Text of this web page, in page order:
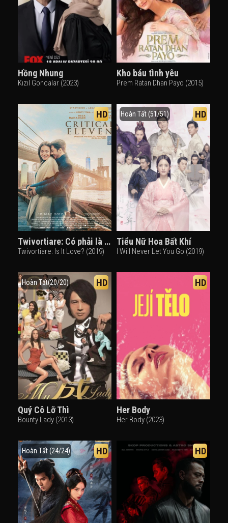
Hồng Nhung
Kızıl Goncalar (2023)
Kho báu tình yêu
Prem Ratan Dhan Payo (2015)
HD
Twivortiare: Có phải là yêu?
Twivortiare: Is It Love? (2019)
Hoàn Tất (51/51) HD
Tiểu Nữ Hoa Bất Khí
I Will Never Let You Go (2019)
Hoàn Tất(20/20) HD
Quý Cô Lỡ Thì
Bounty Lady (2013)
HD
Her Body
Her Body (2023)
Hoàn Tất (24/24) HD HD